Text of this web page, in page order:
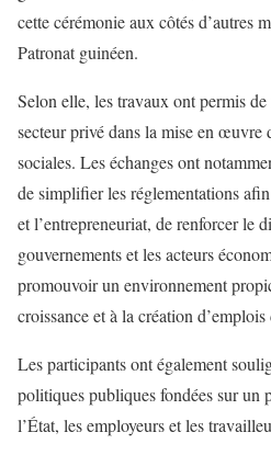
cette cérémonie aux côtés d’autres
Patronat guinéen.
Selon elle, les travaux ont permis
secteur privé dans la mise en œuvre
sociales. Les échanges ont
de simplifier les réglementations
et l’entrepreneuriat, de renforcer le
gouvernements et les acteurs
promouvoir un environnement
croissance et à la création d’emplois
Les participants ont également
politiques publiques fondées sur un
l’État, les employeurs et les